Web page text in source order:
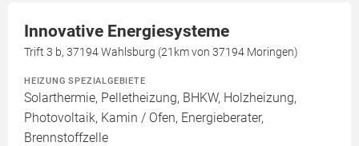
Innovative Energiesysteme
Trift 3 b, 37194 Wahlsburg (21km von 37194 Moringen)
HEIZUNG SPEZIALGEBIETE
Solarthermie, Pelletheizung, BHKW, Holzheizung,
Photovoltaik, Kamin / Ofen, Energieberater,
Brennstoffzelle